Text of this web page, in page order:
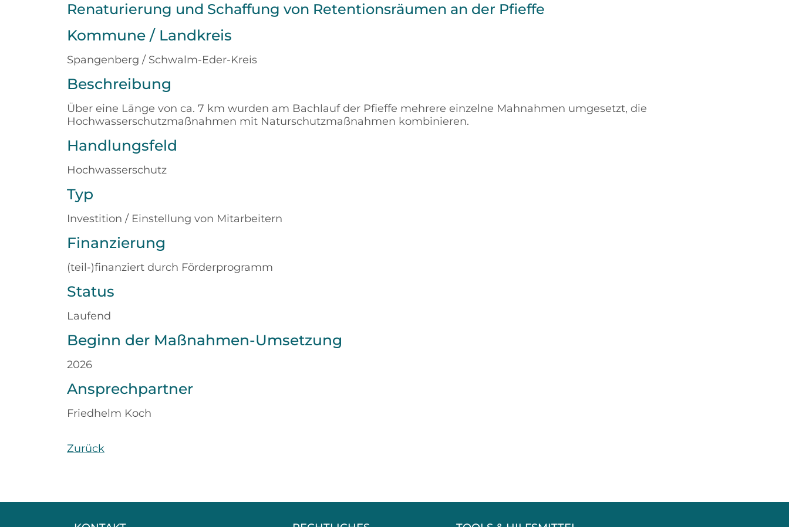
Renaturierung und Schaffung von Retentionsräumen an der Pfieffe
Kommune / Landkreis
Spangenberg / Schwalm-Eder-Kreis
Beschreibung
Über eine Länge von ca. 7 km wurden am Bachlauf der Pfieffe mehrere einzelne Mahnahmen umgesetzt, die
Hochwasserschutzmaßnahmen mit Naturschutzmaßnahmen kombinieren.
Handlungsfeld
Hochwasserschutz
Typ
Investition / Einstellung von Mitarbeitern
Finanzierung
(teil-)finanziert durch Förderprogramm
Status
Laufend
Beginn der Maßnahmen-Umsetzung
2026
Ansprechpartner
Friedhelm Koch
Zurück